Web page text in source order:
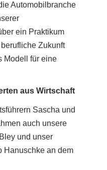
Automobilbranche
ein Praktikum
Zukunft
Modell für eine
aus Wirtschaft
Sascha und
auch unsere
und unser
Hanuschkean dem